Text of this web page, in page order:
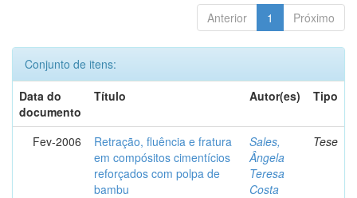
Anterior 1 Próximo
Conjunto de itens:
Data do
documento
Título Autor(es) Tipo
Fev-2006
Retração, fluência e fratura
em compósitos cimentícios
reforçados com polpa de
bambu
Sales,
Ângela
Teresa
Costa
Tese